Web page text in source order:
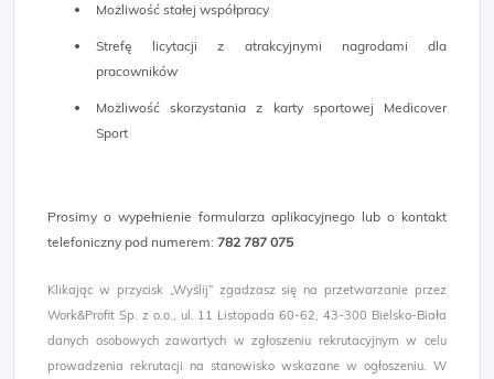
Możliwość stałej współpracy
Strefę licytacji z atrakcyjnymi nagrodami dla
pracowników
Możliwość skorzystania z karty sportowej Medicover
Sport
Prosimy o wypełnienie formularza aplikacyjnego lub o kontakt
telefoniczny pod numerem: 782 787 075
Klikając w przycisk „Wyślij” zgadzasz się na przetwarzanie przez
Work&Profit Sp. z o.o., ul. 11 Listopada 60-62, 43-300 Bielsko-Biała
danych osobowych zawartych w zgłoszeniu rekrutacyjnym w celu
prowadzenia rekrutacji na stanowisko wskazane w ogłoszeniu. W